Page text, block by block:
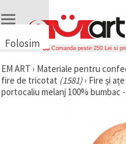
Folosim
uri
🍪 Folosim
cookie-uri
Comanda peste 250 Lei si
EM ART › Materiale pentru
fire de tricotat (1581)› Fire și ațe
portocaliu melanj 100% bumbac